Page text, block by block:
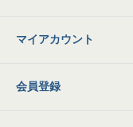
マイアカウント
会員登録